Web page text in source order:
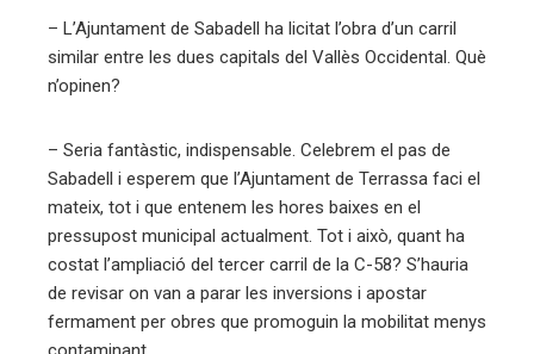
– L’Ajuntament de Sabadell ha licitat l’obra d’un carril
similar entre les dues capitals del Vallès Occidental. Què
n’opinen?
– Seria fantàstic, indispensable. Celebrem el pas de
Sabadell i esperem que l’Ajuntament de Terrassa faci el
mateix, tot i que entenem les hores baixes en el
pressupost municipal actualment. Tot i això, quant ha
costat l’ampliació del tercer carril de la C-58? S’hauria
de revisar on van a parar les inversions i apostar
fermament per obres que promoguin la mobilitat menys